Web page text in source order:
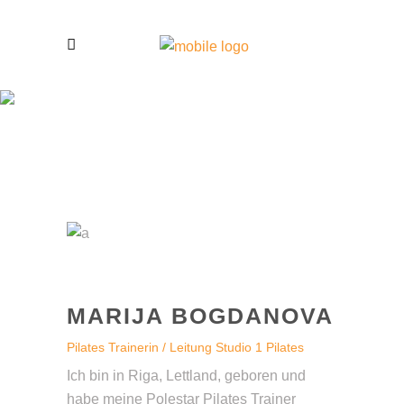
MARIJA BOGDANOVA
Pilates Trainerin / Leitung Studio 1 Pilates
Ich bin in Riga, Lettland, geboren und
habe meine Polestar Pilates Trainer